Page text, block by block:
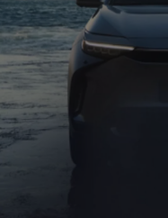
samochody hybrydowe są tańsze w